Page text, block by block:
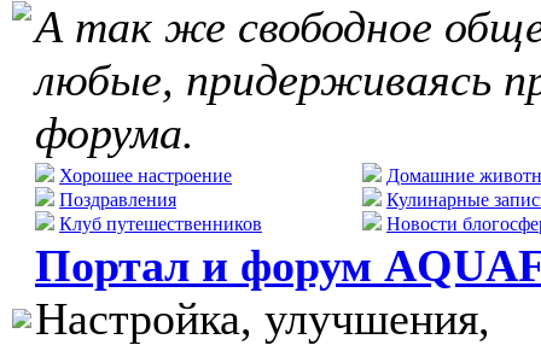
А так же свободное
любые, придерживаясь
форума.
Хорошее настроение
Поздравления
Клуб путешественников
Домашние
Кулинарные
Новости
Портал и форум
Настройка, улучшения,